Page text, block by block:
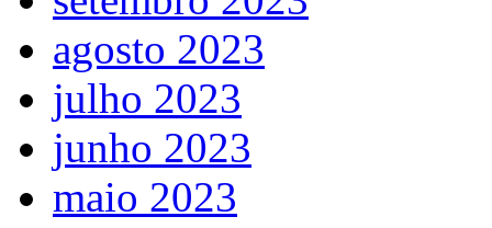
agosto 2023
julho 2023
junho 2023
maio 2023